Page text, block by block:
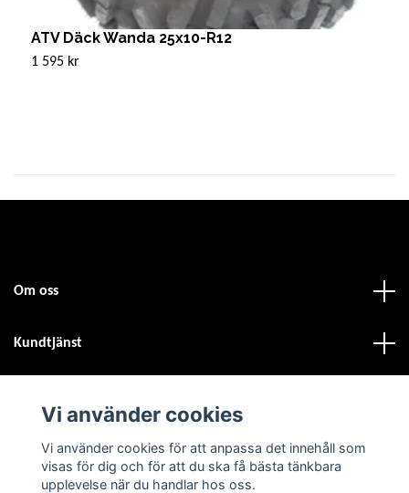
ATV Däck Wanda 25x10-R12
1 595 kr
Om oss
Kundtjänst
Sociala medier
Vi använder cookies
Vi använder cookies för att anpassa det innehåll som
visas för dig och för att du ska få bästa tänkbara
upplevelse när du handlar hos oss.